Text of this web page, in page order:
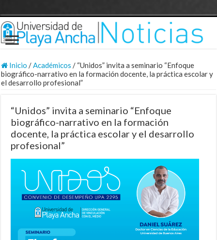
Inicio /Académicos / “Unidos” invita a seminario “Enfoque
biográfico-narrativo en la formación docente, la práctica escolar y
el desarrollo profesional”
“Unidos” invita a seminario “Enfoque
biográfico-narrativo en la formación
docente, la práctica escolar y el desarrollo
profesional”